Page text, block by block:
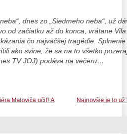
dnes zo „Siedmeho neba“, už
od začiatku až do konca, vrátane
čo najväčšej tragédie.
ako svine, že sa na to všetko
TV JOJ) podáva na večeru…
Najnovšie je to
Matoviča učiť! A